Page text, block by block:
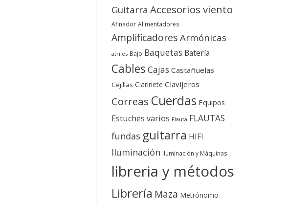
Guitarra Accesorios viento
Afinador Alimentadores
Amplificadores Armónicas
atriles Bajo Baquetas Batería
Cables Cajas Castañuelas
Cejillas Clarinete Clavijeros
Correas Cuerdas Equipos
Estuches varios Flauta FLAUTAS
fundas guitarra HIFI
Iluminación Iluminación y Máquinas
libreria y métodos
Librería Maza Metrónomo